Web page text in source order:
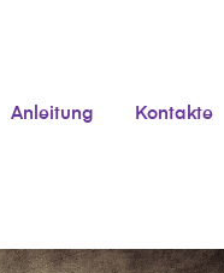
Anleitung Kontakte